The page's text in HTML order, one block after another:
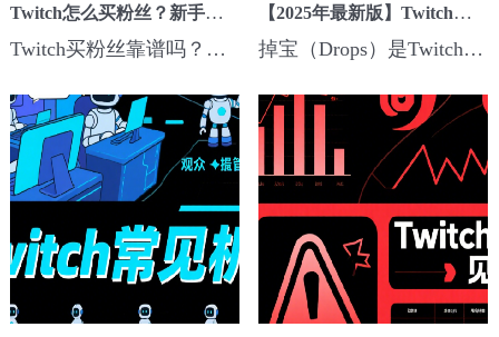
Twitch怎么买粉丝？新手安全涨粉全攻略
Twitch买粉丝靠谱吗？详细解析平台选择、价格行情、封号风险及安全涨粉技巧，助你打造高人气直播间...
【2025年最新版】Twitch掉宝活动策划玩法合集
掉宝（Drops）是Twitch引流、涨粉、活跃直播间的利器。2025年掉宝玩法更卷，普通挂播已难吸引观众，本篇整理最新版掉宝策划方法、活动创意、组合技巧，照着用，掉宝直播不凉。📌 一、2025 Twitch掉宝活动主流类型类型优点缺点官方掉宝自带人气，官方活动流量大竞争激烈，需官方合作自办掉宝自由度高，掉宝内容可控曝光靠自...